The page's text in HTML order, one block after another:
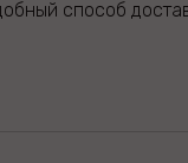
способ